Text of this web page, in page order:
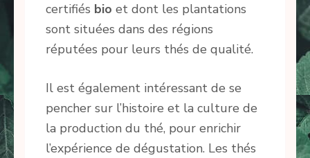
certifiés bio et dont les plantations
sont situées dans des régions
réputées pour leurs thés de qualité.
Il est également intéressant de se
pencher sur l’histoire et la culture de
la production du thé, pour enrichir
l’expérience de dégustation. Les thés